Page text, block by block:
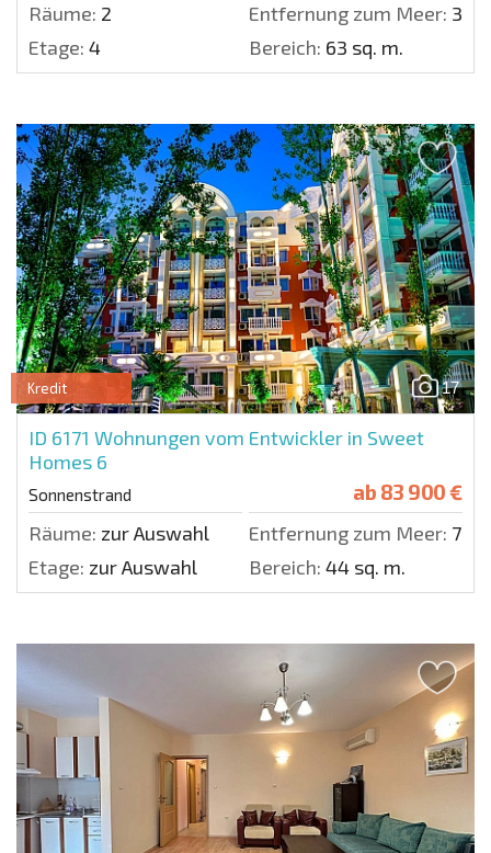
Räume: 2 Entfernung zum Meer: 350
Etage: 4 Bereich: 63 sq. m.
17
Kredit
ID 6171 Wohnungen vom Entwickler in Sweet
Homes 6
Sonnenstrand ab 83 900 €
Räume: zur Auswahl Entfernung zum Meer: 700
Etage: zur Auswahl Bereich: 44 sq. m.